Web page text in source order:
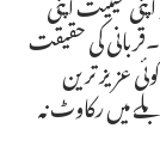
کی حقیقت
عزیز ترین
میں رکاوٹ نہ